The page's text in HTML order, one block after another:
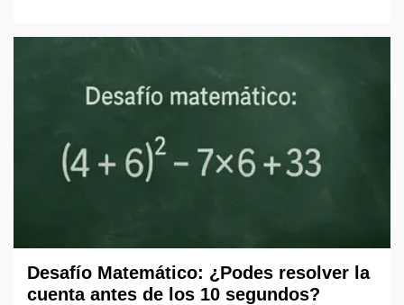
Desafío Matemático: ¿Podes resolver la
cuenta antes de los 10 segundos?